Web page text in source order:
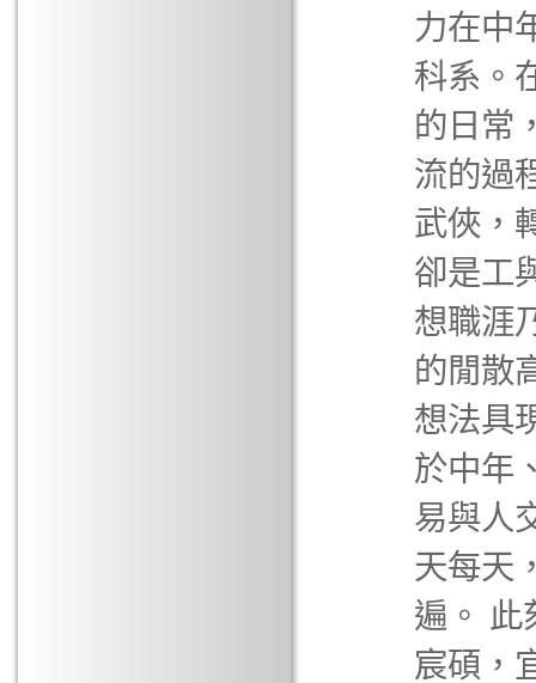
力在中
科系。
的日常
流的過
武俠，
卻是工
想職涯
的閒散
想法具
於中年
易與人
天每天
遍。 此
宸碩，